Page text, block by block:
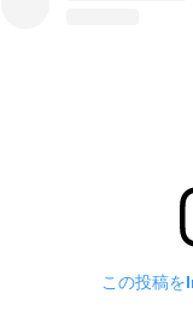
この投稿